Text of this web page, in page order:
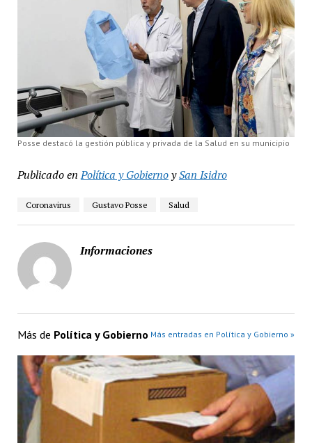
Posse destacó la gestión pública y privada de la Salud en su municipio
Publicado en Política y GobiernoySan Isidro
Coronavirus Gustavo Posse Salud
Informaciones
Más de Política y Gobierno Más entradas en Política y Gobierno »